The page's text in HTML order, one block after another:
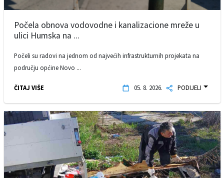
Počela obnova vodovodne i kanalizacione mreže u
ulici Humska na ...
Počeli su radovi na jednom od najvećih infrastrukturnih projekata na
području općine Novo ...
ČITAJ VIŠE 05. 8. 2026. PODIJELI